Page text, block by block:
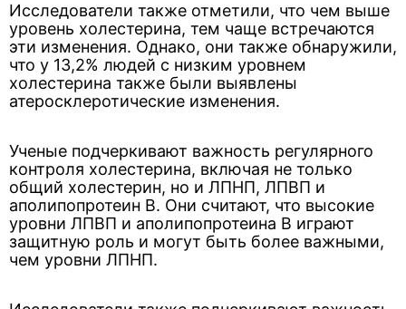
Исследователи также отметили, что чем выше
уровень холестерина, тем чаще встречаются
эти изменения. Однако, они также обнаружили,
что у 13,2% людей с низким уровнем
холестерина также были выявлены
атеросклеротические изменения.
Ученые подчеркивают важность регулярного
контроля холестерина, включая не только
общий холестерин, но и ЛПНП, ЛПВП и
аполипопротеин В. Они считают, что высокие
уровни ЛПВП и аполипопротеина В играют
защитную роль и могут быть более важными,
чем уровни ЛПНП.